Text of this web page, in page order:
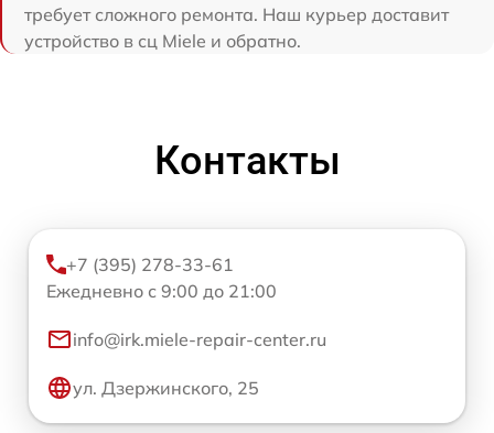
требует сложного ремонта. Наш курьер доставит
устройство в сц Miele и обратно.
Контакты
+7 (395) 278-33-61
Ежедневно с 9:00 до 21:00
info@irk.miele-repair-center.ru
ул. Дзержинского, 25